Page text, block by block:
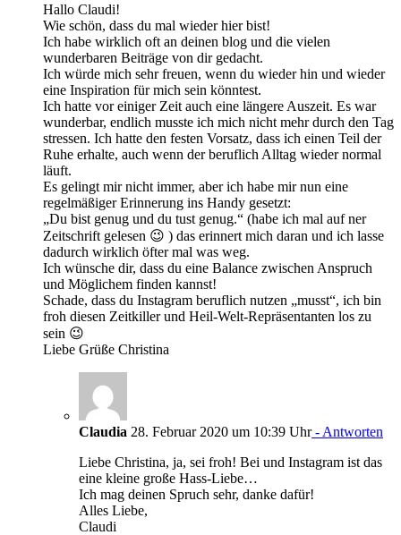
Hallo Claudi!
Wie schön, dass du mal wieder hier bist!
Ich habe wirklich oft an deinen blog und die vielen
wunderbaren Beiträge von dir gedacht.
Ich würde mich sehr freuen, wenn du wieder hin und wieder
eine Inspiration für mich sein könntest.
Ich hatte vor einiger Zeit auch eine längere Auszeit. Es war
wunderbar, endlich musste ich mich nicht mehr durch den Tag
stressen. Ich hatte den festen Vorsatz, dass ich einen Teil der
Ruhe erhalte, auch wenn der beruflich Alltag wieder normal
läuft.
Es gelingt mir nicht immer, aber ich habe mir nun eine
regelmäßiger Erinnerung ins Handy gesetzt:
„Du bist genug und du tust genug.“ (habe ich mal auf ner
Zeitschrift gelesen 😉 ) das erinnert mich daran und ich lasse
dadurch wirklich öfter mal was weg.
Ich wünsche dir, dass du eine Balance zwischen Anspruch
und Möglichem finden kannst!
Schade, dass du Instagram beruflich nutzen „musst“, ich bin
froh diesen Zeitkiller und Heil-Welt-Repräsentanten los zu
sein 😉
Liebe Grüße Christina
Claudia 28. Februar 2020 um 10:39 Uhr- Antworten
Liebe Christina, ja, sei froh! Bei und Instagram ist das
eine kleine große Hass-Liebe…
Ich mag deinen Spruch sehr, danke dafür!
Alles Liebe,
Claudi